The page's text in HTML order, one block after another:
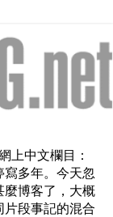
上中文欄目：
寫多年。今天忽
麼博客了，大概
片段事記的混合